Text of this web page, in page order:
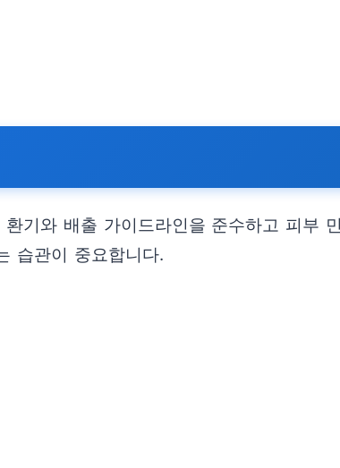
기와 배출 가이드라인을 준수하고 피부
습관이 중요합니다.